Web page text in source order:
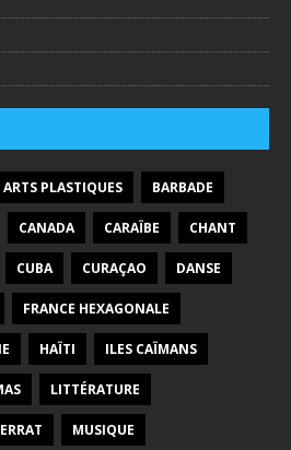
ARTS PLASTIQUES BARBADE
CANADA CARAÏBE CHANT
CUBA CURAÇAO DANSE
FRANCE HEXAGONALE
HAÏTI ILES CAÏMANS
LITTÉRATURE
MUSIQUE